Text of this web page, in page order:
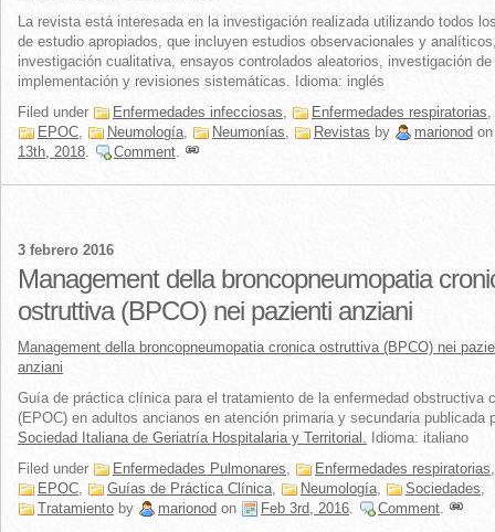
La revista está interesada ​​en la investigación realizada utilizando todos
de estudio apropiados, que incluyen estudios observacionales y
investigación cualitativa, ensayos controlados aleatorios, investigación de
implementación y revisiones sistemáticas. Idioma: inglés
Filed under
Enfermedades infecciosas, Enfermedades respiratorias,
EPOC, Neumología, Neumonías, Revistas by marionod
13th, 2018. Comment.
3 febrero 2016
Management della broncopneumopatia
ostruttiva (BPCO) nei pazienti anziani
Management della broncopneumopatia cronica ostruttiva (BPCO) nei
anziani
Guía de práctica clínica para el tratamiento de la enfermedad obstructiva
(EPOC) en adultos ancianos en atención primaria y secundaria publicada
Sociedad Italiana de Geriatría Hospitalaria y Territorial. Idioma: italiano
Filed under
Enfermedades Pulmonares, Enfermedades respiratorias,
EPOC, Guías de Práctica Clínica, Neumología, Sociedades,
Tratamiento by marionod on Feb 3rd, 2016. Comment.